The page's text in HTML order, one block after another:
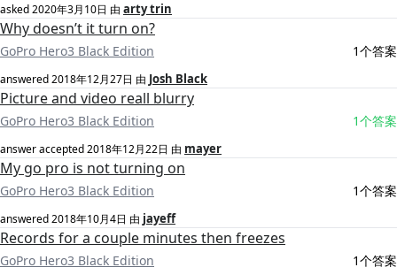
asked2020年3月10日 由 arty trin
Why doesn’t it turn on?
GoPro Hero3 Black Edition 1个答案
answered2018年12月27日 由 Josh Black
Picture and video reall blurry
GoPro Hero3 Black Edition 1个答案
answer accepted2018年12月22日 由 mayer
My go pro is not turning on
GoPro Hero3 Black Edition 1个答案
answered2018年10月4日 由 jayeff
Records for a couple minutes then freezes
GoPro Hero3 Black Edition 1个答案